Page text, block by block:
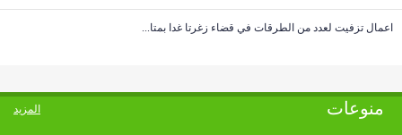
اعمال تزفيت لعدد من الطرقات في قضاء زغرتا غدا بمتا...
منوعات المزيد